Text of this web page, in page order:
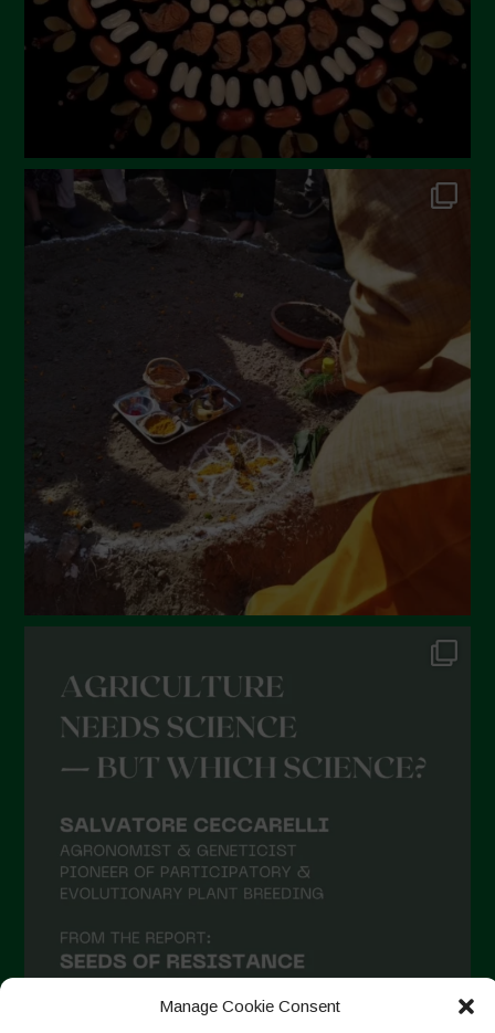
Manage Cookie Consent
Marzo 2023
Febbraio 2023
Dicembre 2022
Novembre 2022
Ottobre 2022
Settembre 2022
Aprile 2022
Marzo 2022
Febbraio 2022
Gennaio 2022
Dicembre 2021
Novembre 2021
Settembre 2021
Agosto 2021
Luglio 2021
Aprile 2021
Febbraio 2021